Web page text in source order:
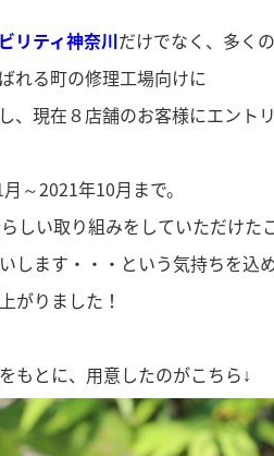
リティ神奈川だけでなく、多く
れる町の修理工場向けに
、現在８店舗のお客様にエント
～2021年10月まで。
しい取り組みをしていただけた
します・・・という気持ちを込
がりました！
もとに、用意したのがこちら↓